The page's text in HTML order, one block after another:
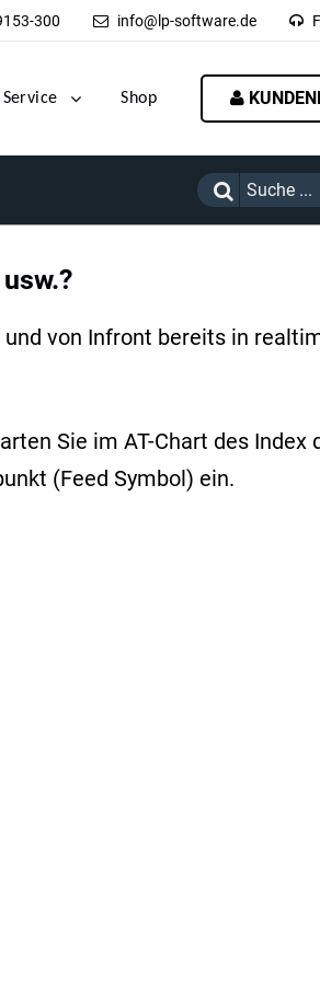
300 info@lp-software.de
Service Shop
von Infront bereits in
Sie im AT-Chart des Index
(Feed Symbol) ein.